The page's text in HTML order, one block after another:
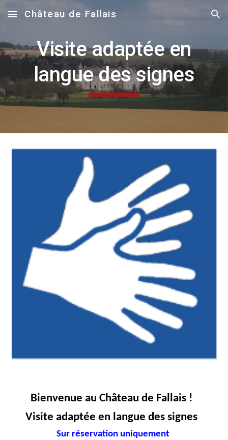
Skip to main content Skip to navigation
Château de Fallais
Visite adaptée en
langue des signes
Bienvenue au Château de Fallais !
Visite adaptée en langue des signes
Sur réservation uniquement